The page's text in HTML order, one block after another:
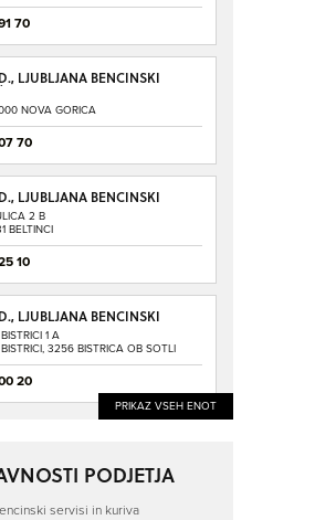
70
LJUBLJANA BENCINSKI
NOVA GORICA
70
LJUBLJANA BENCINSKI
2 B
BELTINCI
10
LJUBLJANA BENCINSKI
OB SOTLI
1 A
3256 BISTRICA OB SOTLI
20
PRIKAZ VSEH ENOT
PODJETJA
servisi in kuriva